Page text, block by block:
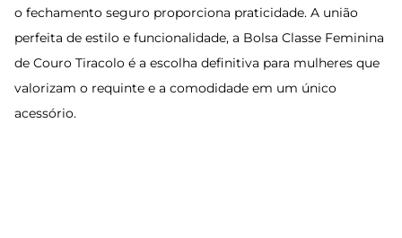
o fechamento seguro proporciona praticidade. A união
perfeita de estilo e funcionalidade, a Bolsa Classe Feminina
de Couro Tiracolo é a escolha definitiva para mulheres que
valorizam o requinte e a comodidade em um único
acessório.